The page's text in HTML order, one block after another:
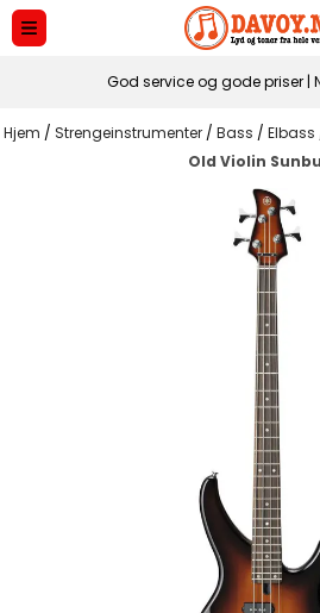
Hopp til innhold
God service og gode priser |
Hjem / Strengeinstrumenter / Bass / Elbass
Old Violin